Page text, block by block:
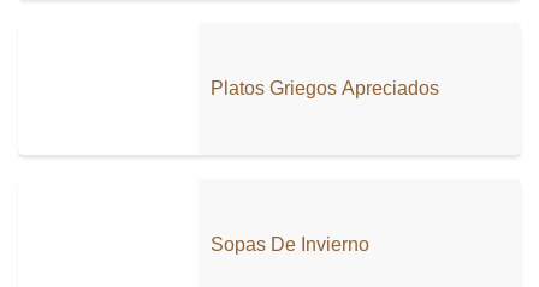
Platos Griegos Apreciados
Sopas De Invierno